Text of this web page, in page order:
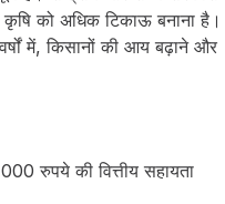
कृषि को अधिक टिकाऊ बनाना है।
में, किसानों की आय बढ़ाने और
रुपये की वित्तीय सहायता